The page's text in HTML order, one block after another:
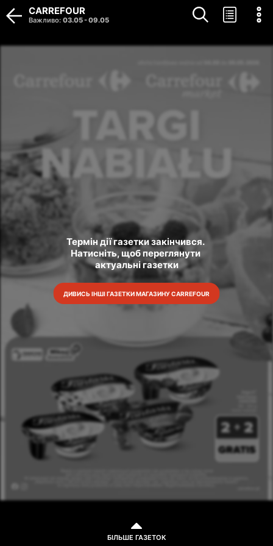
Термін дії газетки закінчився.
Натисніть, щоб переглянути
актуальні газетки
ДИВИСЬ ІНШІ ГАЗЕТКИ МАГАЗИНУ CARREFOUR
CARREFOUR
Важливо: 03.05-09.05
БІЛЬШЕ ГАЗЕТОК